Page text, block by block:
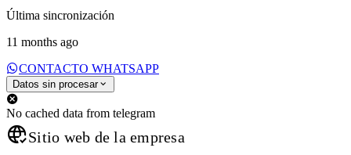
Última sincronización
11 months ago
CONTACTO WHATSAPP
Datos sin procesar
No cached data from telegram
Sitio web de la empresa